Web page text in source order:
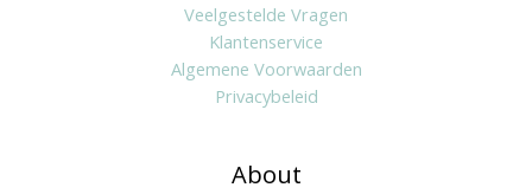
Veelgestelde Vragen
Klantenservice
Algemene Voorwaarden
Privacybeleid
About